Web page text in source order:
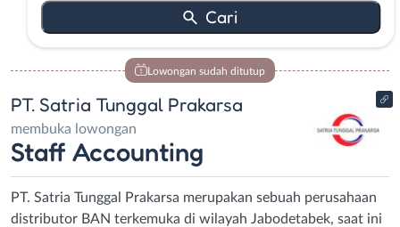
Lowongan sudah ditutup
PT. Satria Tunggal Prakarsa
membuka lowongan
Staff Accounting
PT. Satria Tunggal Prakarsa merupakan sebuah perusahaan
distributor BAN terkemuka di wilayah Jabodetabek, saat ini